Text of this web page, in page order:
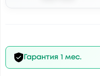
Гарантия 1 мес.